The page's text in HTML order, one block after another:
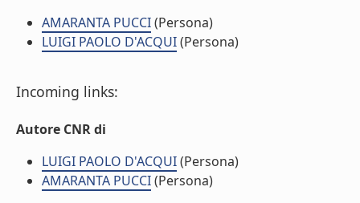
AMARANTA PUCCI(Persona)
LUIGI PAOLO D'ACQUI(Persona)
Incoming links:
Autore CNR di
LUIGI PAOLO D'ACQUI(Persona)
AMARANTA PUCCI(Persona)